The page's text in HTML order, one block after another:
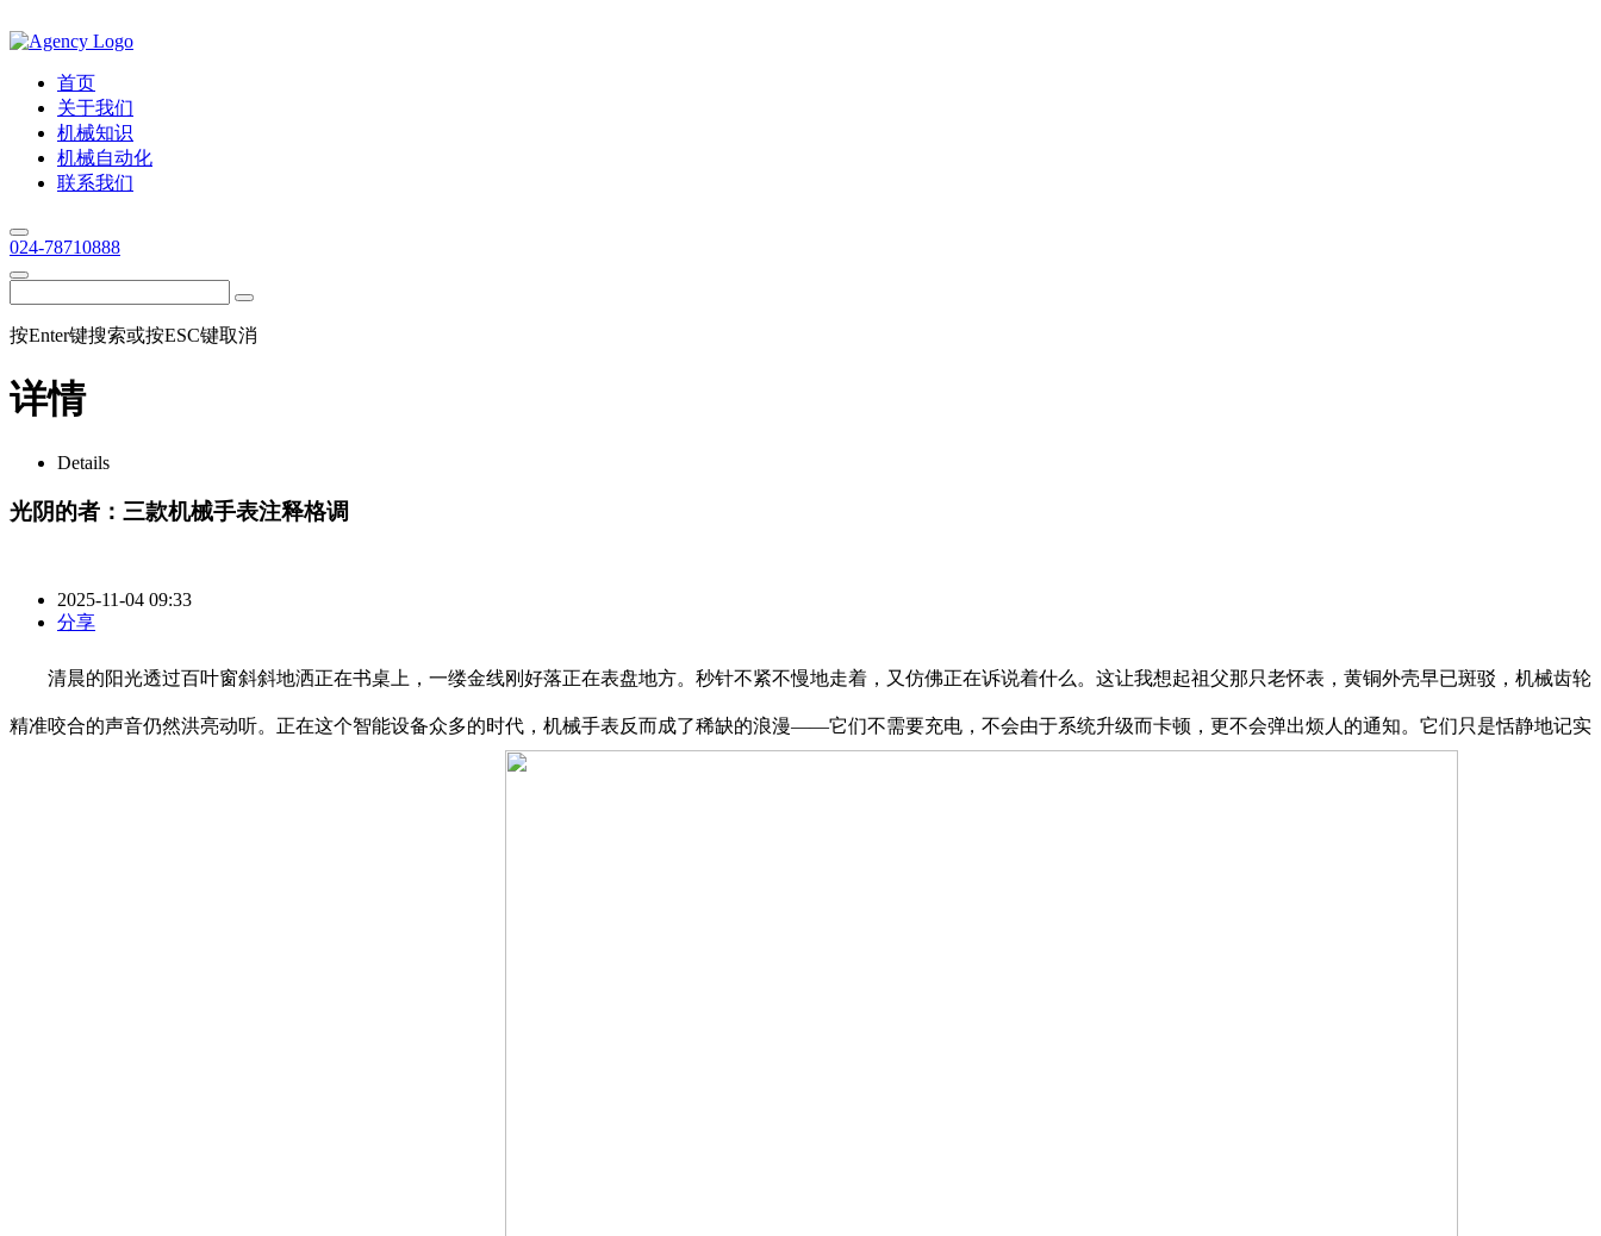
首页
关于我们
机械知识
机械自动化
联系我们
024-78710888
按Enter键搜索或按ESC键取消
详情
Details
光阴的者：三款机械手表注释格调
2025-11-04 09:33
分享
清晨的阳光透过百叶窗斜斜地洒正在书桌上，一缕金线刚好落正在表盘地方。秒针不紧不慢地走着，又仿佛正在诉说着什么。这让我想起祖父那只老怀表，黄铜外壳早已斑驳，机械齿轮
精准咬合的声音仍然洪亮动听。正在这个智能设备众多的时代，机械手表反而成了稀缺的浪漫——它们不需要充电，不会由于系统升级而卡顿，更不会弹出烦人的通知。它们只是恬静地记实